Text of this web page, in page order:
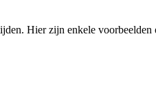
Hier zijn enkele voorbeelden